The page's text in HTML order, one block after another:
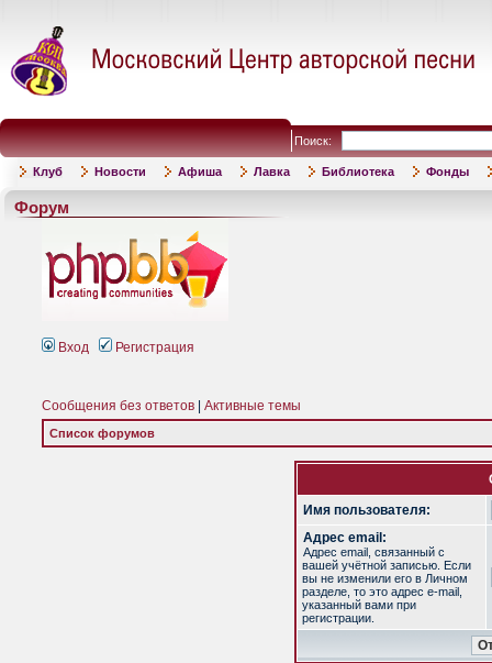
Поиск:
Клуб Новости Афиша Лавка Библиотека Фонды
Форум
Вход Регистрация
Сообщения без ответов Активные темы
Список форумов
Имя пользователя:
Адрес email:
Адрес email, связанный с
вашей учётной записью. Если
вы не изменили его в Личном
разделе, то это адрес e-mail,
указанный вами при
регистрации.